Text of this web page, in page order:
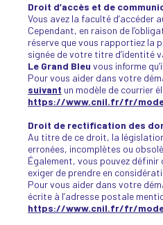
Droit d’accès et de
Vous avez la faculté d’accéder
Cependant, en raison de
réserve que vous rapportiez la
signée de votre titre d’identité
Le Grand Bleu vous informe
Pour vous aider dans votre
suivant un modèle de courrier
https://www.cnil.fr/fr/
Droit de rectification des
Au titre de ce droit, la
erronées, incomplètes ou
Également, vous pouvez
exiger de prendre en
Pour vous aider dans votre
écrite à l’adresse postale
https://www.cnil.fr/fr/